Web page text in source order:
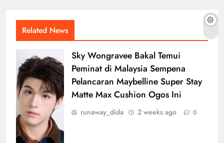
Related News
Sky Wongravee Bakal Temui
Peminat di Malaysia Sempena
Pelancaran Maybelline Super Stay
Matte Max Cushion Ogos Ini
runaway_dida 2 weeks ago 0